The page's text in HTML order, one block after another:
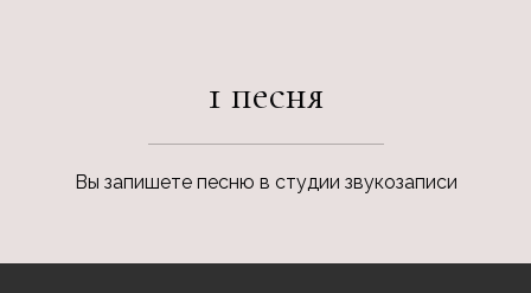
1 песня
Вы запишете песню в студии звукозаписи